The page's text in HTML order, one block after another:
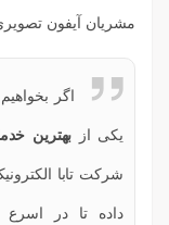
مشریان آیفون
اگر
یکی از بهترین
شرکت تابا
داده تا در اسرع